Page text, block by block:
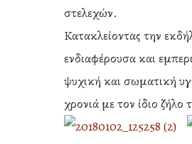
Hit enter to search or
στελεχών.
Κατακλείοντας την
ενδιαφέρουσα και
ψυχική και σωματική
χρονιά με τον ίδιο